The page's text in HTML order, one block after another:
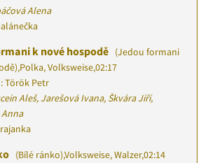
Alena
k nové hospodě (Jedou formani
,Polka, Volksweise,02:17
Török Petr
Aleš, Jarešová Ivana, Škvára Jiří,
(Bílé ránko),Volksweise, Walzer,02:14